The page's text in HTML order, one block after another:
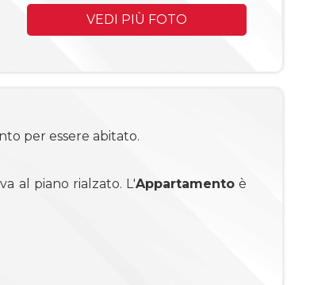
VEDI PIÙ FOTO
per essere abitato.
al piano rialzato. L'Appartamento è